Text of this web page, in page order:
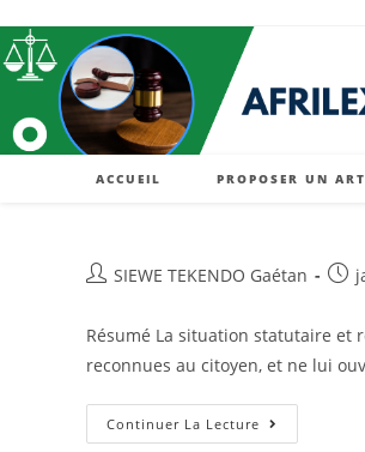
to
content
ACCUEIL PROPOSER UN
Auteur/autrice
la
publication :
SIEWE TEKENDO Gaétan
Post
Résumé La situation statutaire et
reconnues au citoyen, et ne lui
Continuer La Lecture LA
«